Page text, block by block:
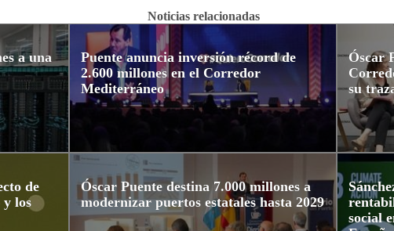
Noticias relacionadas
a una
de
los
Puente anuncia inversión récord de
2.600 millones en el Corredor
Mediterráneo
Óscar Puente destina 7.000 millones a
modernizar puertos estatales hasta 2029
Óscar
su
social